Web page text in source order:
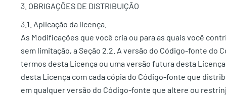
3. OBRIGAÇÕES DE DISTRIBUIÇÃO
3.1. Aplicação da licença.
As Modificações que você cria ou para as quais você
sem limitação, a Seção 2.2. A versão do Código-fonte do
termos desta Licença ou uma versão futura desta
desta Licença com cada cópia do Código-fonte que
em qualquer versão do Código-fonte que altere ou